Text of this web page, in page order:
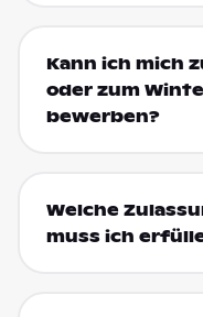
Kann ich mich
oder zum
bewerben?
Welche
muss ich